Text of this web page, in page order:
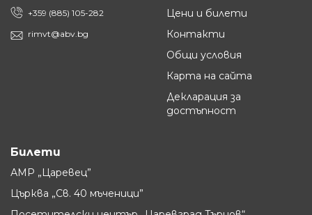
+359 (885) 105-282
rimvt@abv.bg
Цени и билети
Контакти
Общи условия
Карта на сайта
Декларация за
достъпност
Билети
АМР „Царевец”
Църква „Св. 40 мъченици”